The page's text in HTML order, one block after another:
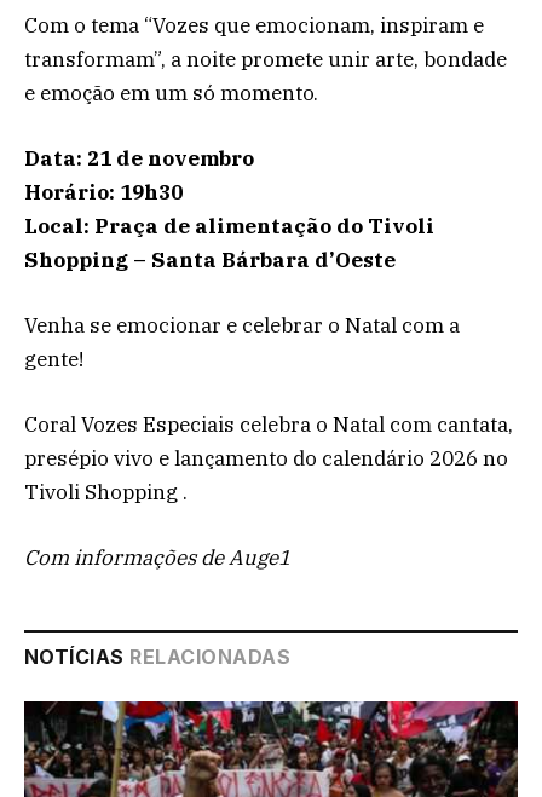
Com o tema “Vozes que emocionam, inspiram e
transformam”, a noite promete unir arte, bondade
e emoção em um só momento.
Data: 21 de novembro
Horário: 19h30
Local: Praça de alimentação do Tivoli
Shopping – Santa Bárbara d’Oeste
Venha se emocionar e celebrar o Natal com a
gente!
Coral Vozes Especiais celebra o Natal com cantata,
presépio vivo e lançamento do calendário 2026 no
Tivoli Shopping .
Com informações de Auge1
NOTÍCIAS RELACIONADAS